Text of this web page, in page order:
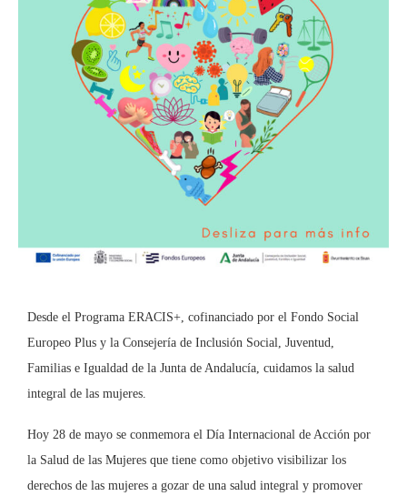
Desde el Programa ERACIS+, cofinanciado por el Fondo Social
Europeo Plus y la Consejería de Inclusión Social, Juventud,
Familias e Igualdad de la Junta de Andalucía, cuidamos la salud
integral de las mujeres.
Hoy 28 de mayo se conmemora el Día Internacional de Acción por
la Salud de las Mujeres que tiene como objetivo visibilizar los
derechos de las mujeres a gozar de una salud integral y promover